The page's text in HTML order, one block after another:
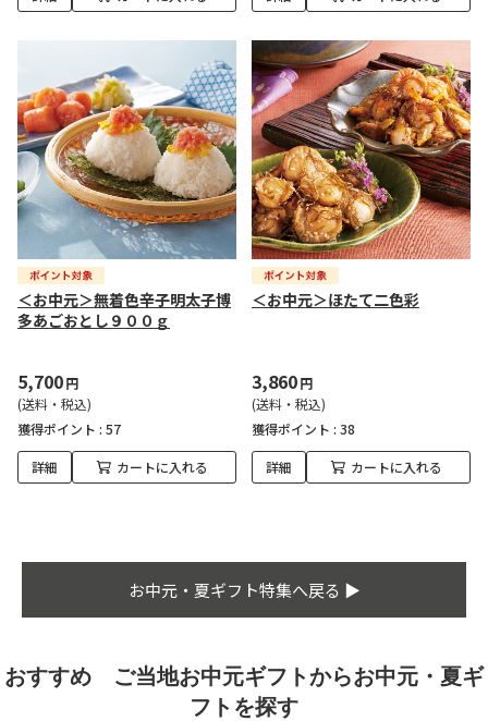
＜お中元＞無着色辛子明太子博
多あごおとし９００ｇ
5,700円
(送料・税込)
獲得ポイント : 57
詳細 カートに入れる
＜お中元＞ほたて二色彩
3,860円
(送料・税込)
獲得ポイント : 38
詳細 カートに入れる
お中元・夏ギフト特集へ戻る ▶
おすすめ ご当地お中元ギフトからお中元・夏ギ
フトを探す